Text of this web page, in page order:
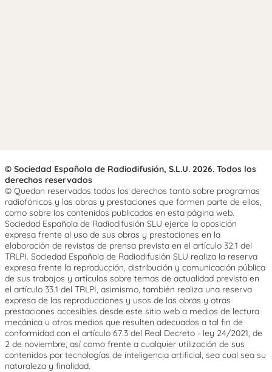
© Sociedad Española de Radiodifusión, S.L.U. 2026. Todos los
derechos reservados
© Quedan reservados todos los derechos tanto sobre programas
radiofónicos y las obras y prestaciones que formen parte de ellos,
como sobre los contenidos publicados en esta página web.
Sociedad Española de Radiodifusión SLU ejerce la oposición
expresa frente al uso de sus obras y prestaciones en la
elaboración de revistas de prensa prevista en el artículo 32.1 del
TRLPI. Sociedad Española de Radiodifusión SLU realiza la reserva
expresa frente la reproducción, distribución y comunicación pública
de sus trabajos y artículos sobre temas de actualidad prevista en
el artículo 33.1 del TRLPI, asimismo, también realiza una reserva
expresa de las reproducciones y usos de las obras y otras
prestaciones accesibles desde este sitio web a medios de lectura
mecánica u otros medios que resulten adecuados a tal fin de
conformidad con el artículo 67.3 del Real Decreto - ley 24/2021, de
2 de noviembre, así como frente a cualquier utilización de sus
contenidos por tecnologías de inteligencia artificial, sea cual sea su
naturaleza y finalidad.